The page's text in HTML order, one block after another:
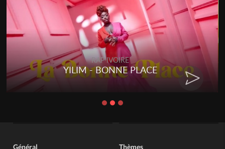
RAP IVOIRE
RENARD BARAKISSA - DOS DE
CHAT
Général Thèmes